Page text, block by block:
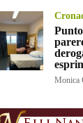
Monica